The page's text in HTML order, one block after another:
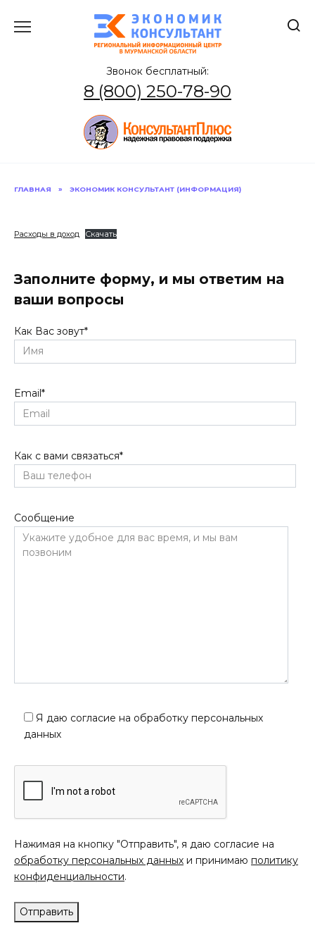
содержанию
Звонок бесплатный:
8 (800) 250-78-90
ГЛАВНАЯ » ЭКОНОМИК КОНСУЛЬТАНТ (ИНФОРМАЦИЯ)
Расходы в доход Скачать
Заполните форму, и мы ответим на
ваши вопросы
Как Вас зовут*
Email *
Как с вами связаться*
Сообщение
Я даю согласие на обработку персональных
данных
Нажимая на кнопку "Отправить", я даю согласие на
обработку персональных данных и принимаю политику
конфиденциальности.
Отправить